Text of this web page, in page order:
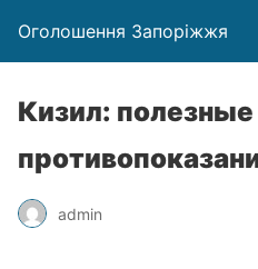
Оголошення Запоріжжя
Кизил: полезные
admin